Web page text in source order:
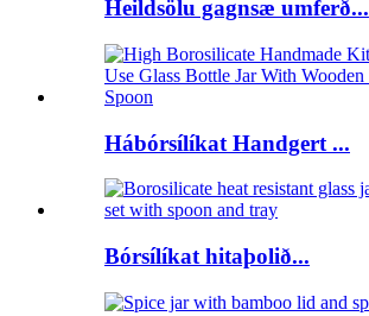
Heildsölu gagnsæ umferð...
Hábórsílíkat Handgert ...
Bórsílíkat hitaþolið...